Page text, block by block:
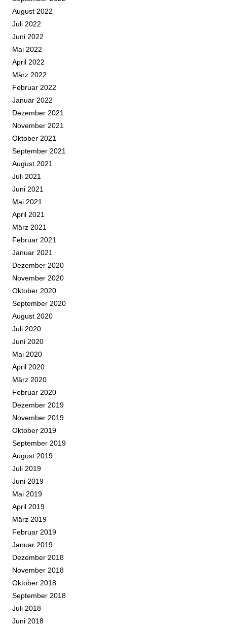
August 2022
Juli 2022
Juni 2022
Mai 2022
April 2022
März 2022
Februar 2022
Januar 2022
Dezember 2021
November 2021
Oktober 2021
September 2021
August 2021
Juli 2021
Juni 2021
Mai 2021
April 2021
März 2021
Februar 2021
Januar 2021
Dezember 2020
November 2020
Oktober 2020
September 2020
August 2020
Juli 2020
Juni 2020
Mai 2020
April 2020
März 2020
Februar 2020
Dezember 2019
November 2019
Oktober 2019
September 2019
August 2019
Juli 2019
Juni 2019
Mai 2019
April 2019
März 2019
Februar 2019
Januar 2019
Dezember 2018
November 2018
Oktober 2018
September 2018
Juli 2018
Juni 2018